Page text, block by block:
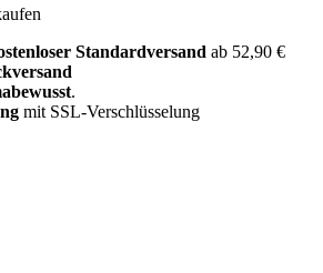
Standardversand ab 52,90 €
.
mit SSL-Verschlüsselung